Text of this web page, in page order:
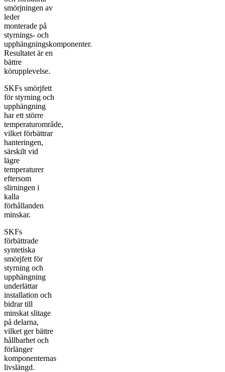
smörjningen av
leder
monterade på
styrnings- och
upphängningskomponenter.
Resultatet är en
bättre
körupplevelse.
SKFs smörjfett
för styrning och
upphängning
har ett större
temperaturområde,
vilket förbättrar
hanteringen,
särskilt vid
lägre
temperaturer
eftersom
slirningen i
kalla
förhållanden
minskar.
SKFs
förbättrade
syntetiska
smörjfett för
styrning och
upphängning
underlättar
installation och
bidrar till
minskat slitage
på delarna,
vilket ger bättre
hållbarhet och
förlänger
komponenternas
livslängd.